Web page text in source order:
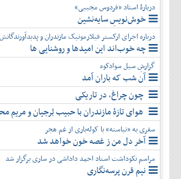
دربارۀ استاد «فردوس مجیبی»
خوش‌نویسِ سایه‌نشین
درباره اجرای ارکستر فیلارمونیک مازندران و پدیدآورندگانش
چه خوب‌اند این امیدها و روشنایی ها
گزارشِ سیل سوادکوه
آن شب که باران آمد
چون چراغ، در تاریکی
هوای تازۀ مازندران با حبیب بُرجیان و
سفری به «نیاسته» با کوله‌باری از غم هجر
آخر دل من ز غصه خون خواهد شد
مراسم نکوداشت استاد احمد داداشی در ساری برگزار شد
نیم قرن پرسه‌نگاری